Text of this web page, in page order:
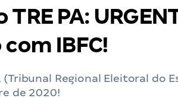
TRE PA:
IBFC!
(Tribunal Regional Eleitoral do
de 2020!